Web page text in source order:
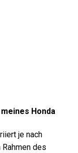
Honda
je nach
des